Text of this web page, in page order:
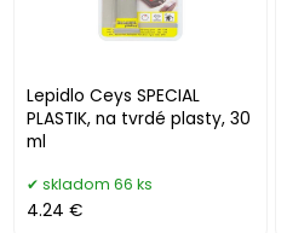
Lepidlo Ceys SPECIAL
PLASTIK, na tvrdé plasty, 30
ml
skladom 66 ks
4.24 €